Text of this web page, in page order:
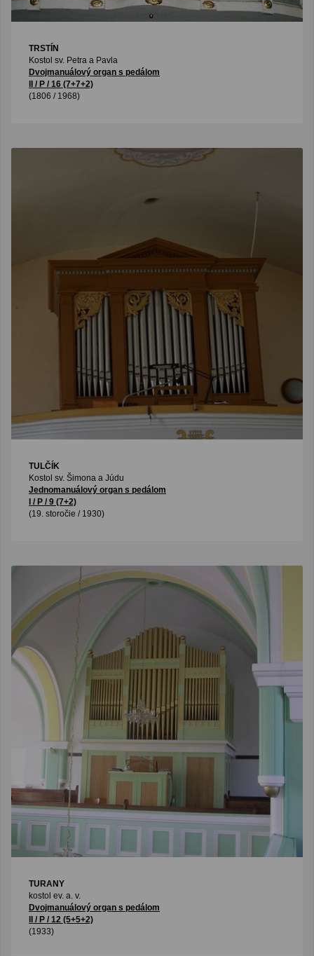
TRSTÍN
Kostol sv. Petra a Pavla
Dvojmanuálový organ s pedálom
II / P / 16 (7+7+2)
(1806 / 1968)
TULČÍK
Kostol sv. Šimona a Júdu
Jednomanuálový organ s pedálom
I / P / 9 (7+2)
(19. storočie / 1930)
TURANY
kostol ev. a. v.
Dvojmanuálový organ s pedálom
II / P / 12 (5+5+2)
(1933)